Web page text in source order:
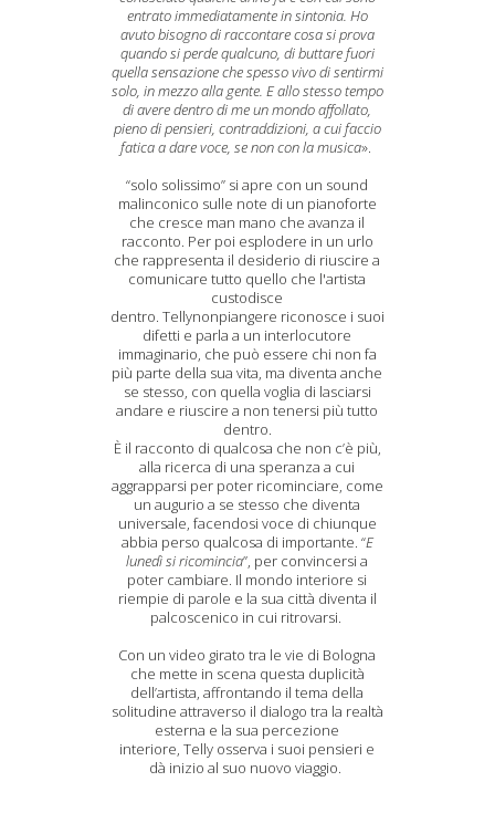
entrato immediatamente in sintonia. Ho
avuto bisogno di raccontare cosa si prova
quando si perde qualcuno, di buttare fuori
quella sensazione che spesso vivo di sentirmi
solo, in mezzo alla gente. E allo stesso tempo
di avere dentro di me un mondo affollato,
pieno di pensieri, contraddizioni, a cui faccio
fatica a dare voce, se non con la musica».
“solo solissimo” si apre con un sound
malinconico sulle note di un pianoforte
che cresce man mano che avanza il
racconto. Per poi esplodere in un urlo
che rappresenta il desiderio di riuscire a
comunicare tutto quello che l'artista
custodisce
dentro. Tellynonpiangere riconosce i suoi
difetti e parla a un interlocutore
immaginario, che può essere chi non fa
più parte della sua vita, ma diventa anche
se stesso, con quella voglia di lasciarsi
andare e riuscire a non tenersi più tutto
dentro.
È il racconto di qualcosa che non c’è più,
alla ricerca di una speranza a cui
aggrapparsi per poter ricominciare, come
un augurio a se stesso che diventa
universale, facendosi voce di chiunque
abbia perso qualcosa di importante. “E
lunedì si ricomincia”, per convincersi a
poter cambiare. Il mondo interiore si
riempie di parole e la sua città diventa il
palcoscenico in cui ritrovarsi.
Con un video girato tra le vie di Bologna
che mette in scena questa duplicità
dell’artista, affrontando il tema della
solitudine attraverso il dialogo tra la realtà
esterna e la sua percezione
interiore, Telly osserva i suoi pensieri e
dà inizio al suo nuovo viaggio.